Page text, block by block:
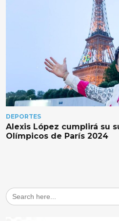
DEPORTES
Alexis López cumplirá su
Olímpicos de París 2024
Search
for: